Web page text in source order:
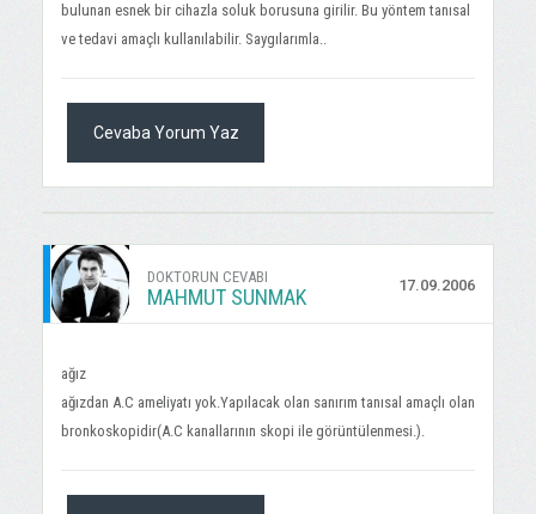
bulunan esnek bir cihazla soluk borusuna girilir. Bu yöntem tanısal
ve tedavi amaçlı kullanılabilir. Saygılarımla..
Cevaba Yorum Yaz
DOKTORUN CEVABI
MAHMUT SUNMAK 17.09.2006
ağız
ağızdan A.C ameliyatı yok.Yapılacak olan sanırım tanısal amaçlı olan
bronkoskopidir(A.C kanallarının skopi ile görüntülenmesi.).